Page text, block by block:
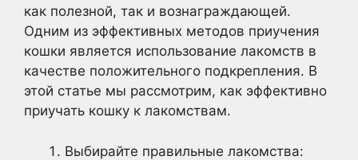
как полезной, так и вознаграждающей.
Одним из эффективных методов приучения
кошки является использование лакомств в
качестве положительного подкрепления. В
этой статье мы рассмотрим, как эффективно
приучать кошку к лакомствам.
Выбирайте правильные лакомства: